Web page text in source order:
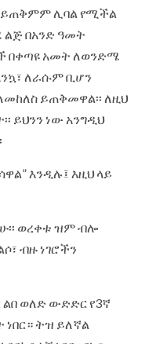
ሊባል የሚችል
ልጅ በአንድ ዓመት
በቀጣዩ አመት ለወንድሜ
ለራሱም ቢሆን
ይጠቅመዋል፡፡ ለዚህ
ይህንን ነው አንግዲህ
እንዲሉ፤ እዚህ ላይ
ወረቀቱ ዝም ብሎ
ብዙ ነገሮችን
ወለድ ውድድር የ3ኛ
ነበር። ትዝ ይለኛል